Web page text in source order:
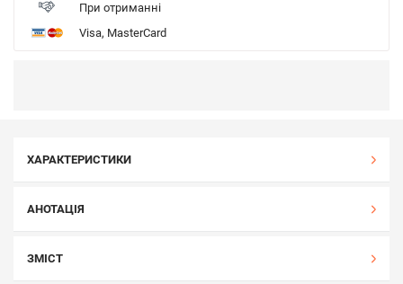
При отриманні
Visa, MasterCard
ХАРАКТЕРИСТИКИ
АНОТАЦІЯ
ЗМІСТ